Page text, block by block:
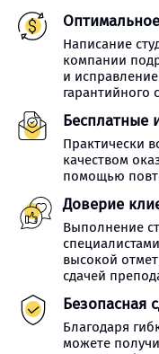
Написание
компании
и
гарантийного
Бесплатные
Практически
качеством
помощью
Доверие
Выполнение
высокой
сдачей
Безопасная
Благодаря
можете